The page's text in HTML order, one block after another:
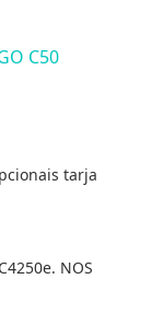
C50
tarja
NOS